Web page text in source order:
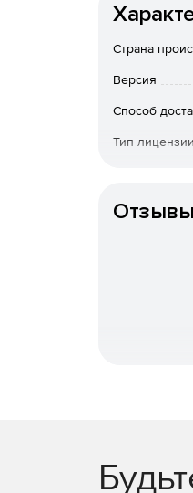
содержит
ведомость
Страна
Версия
Способ
Тип лицензии
Отзывы